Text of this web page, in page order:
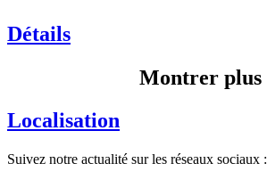
Détails
Montrer plus
Localisation
Suivez notre actualité sur les réseaux sociaux :